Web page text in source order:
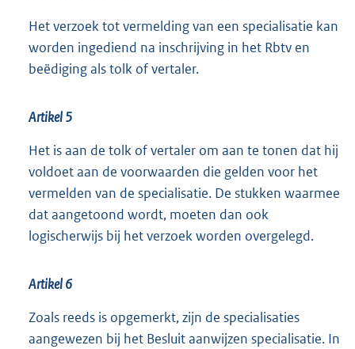
Het verzoek tot vermelding van een specialisatie kan
worden ingediend na inschrijving in het Rbtv en
beëdiging als tolk of vertaler.
Artikel 5
Het is aan de tolk of vertaler om aan te tonen dat hij
voldoet aan de voorwaarden die gelden voor het
vermelden van de specialisatie. De stukken waarmee
dat aangetoond wordt, moeten dan ook
logischerwijs bij het verzoek worden overgelegd.
Artikel 6
Zoals reeds is opgemerkt, zijn de specialisaties
aangewezen bij het Besluit aanwijzen specialisatie. In